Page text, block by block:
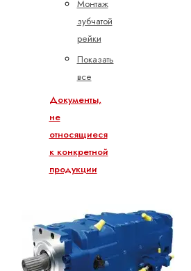
Монтаж
зубчатой
рейки
Показать
все
Документы,
не
относящиеся
к конкретной
продукции
включении
для
систем